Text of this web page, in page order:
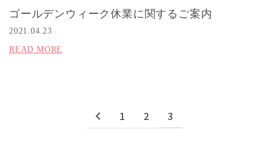
ゴールデンウィーク休業に関するご案内
2021.04.23
READ MORE
1 2 3